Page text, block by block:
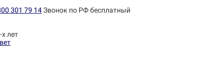
301 79 14Звонок по РФ бесплатный
лет